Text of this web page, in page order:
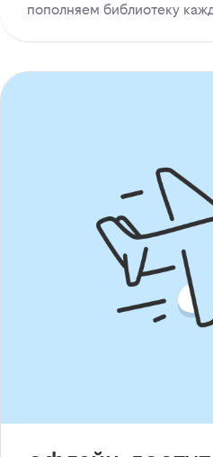
пополняем библиотеку